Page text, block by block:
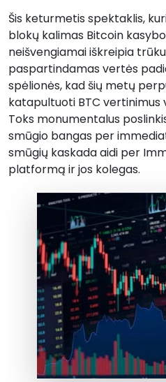
Šis keturmetis spektaklis,
blokų kalimas Bitcoin
neišvengiamai iškreipia
paspartindamas vertės
spėlionės, kad šių metų
katapultuoti BTC vertinimus
Toks monumentalus
smūgio bangas per
smūgių kaskada aidi per
platformą ir jos kolegas.